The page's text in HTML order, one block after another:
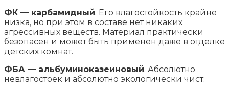
ФК — карбамидный. Его влагостойкость крайне
низка, но при этом в составе нет никаких
агрессивных веществ. Материал практически
безопасен и может быть применен даже в отделке
детских комнат.
ФБА — альбуминоказеиновый. Абсолютно
невлагостоек и абсолютно экологически чист.